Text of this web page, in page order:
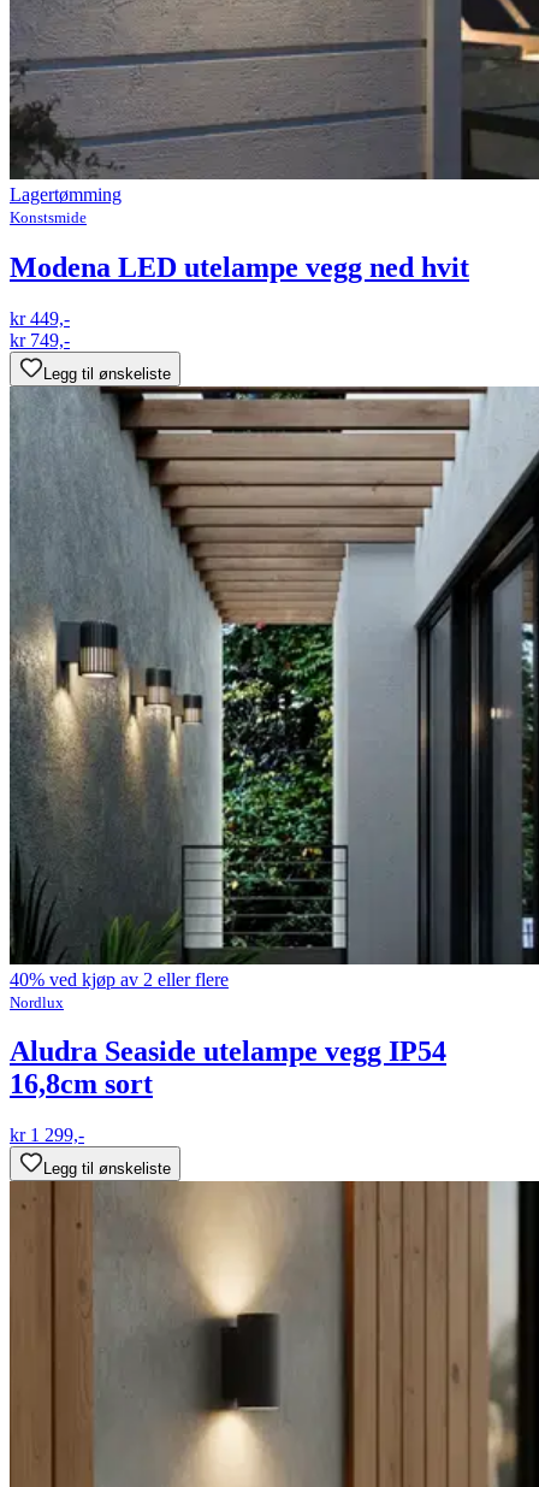
Lagertømming
Konstsmide
Modena LED utelampe vegg ned hvit
kr 449,-
kr 749,-
Legg til ønskeliste
40% ved kjøp av 2 eller flere
Nordlux
Aludra Seaside utelampe vegg IP54
16,8cm sort
kr 1 299,-
Legg til ønskeliste